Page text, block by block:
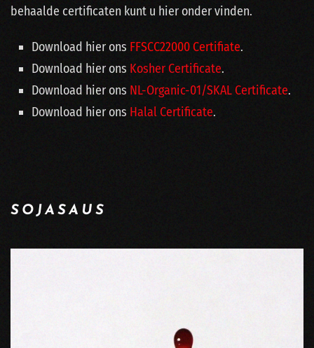
behaalde certificaten kunt u hier onder vinden.
Download hier ons FFSCC22000 Certifiate.
Download hier ons Kosher Certificate.
Download hier ons NL-Organic-01/SKAL Certificate.
Download hier ons Halal Certificate.
SOJASAUS